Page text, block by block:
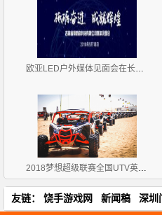
欧亚LED户外媒体见面会在长春召开
2018梦想超级联赛全国UTV英雄会圆满闭幕
友链： 饶手游戏网 新闻稿 深圳